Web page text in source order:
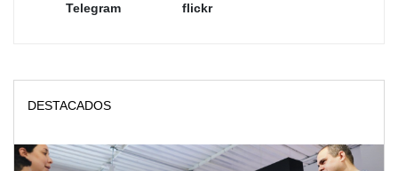
Telegram flickr
DESTACADOS